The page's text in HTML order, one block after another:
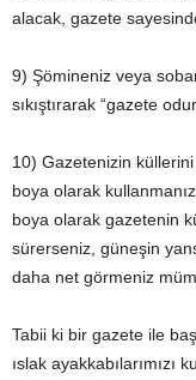
alacak, gazete
9) Şömineniz veya
sıkıştırarak “gazete
10) Gazetenizin küllerini
boya olarak
boya olarak gazetenin
sürerseniz, güneşin
daha net görmeniz
Tabii ki bir gazete ile
ıslak